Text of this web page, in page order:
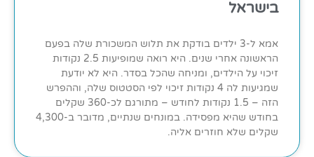
בישראל
אמא ל-3 ילדים בודקת את תלוש המשכורת שלה בפעם
הראשונה אחרי שנים. היא רואה שמופיעות 2.5 נקודות
זיכוי על הילדים, ומניחה שהכל בסדר. היא לא יודעת
שמגיעות לה 4 נקודות זיכוי לפי הסטטוס שלה, וההפרש
הזה – 1.5 נקודות לחודש – מתורגם לכ-360 שקלים
בחודש שהיא מפסידה. במונחים שנתיים, מדובר ב-4,300
שקלים שלא חוזרים אליה.